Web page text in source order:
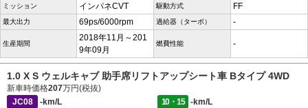
ミッション インパネCVT 駆動方式 FF
最大出力 69ps/6000rpm 過給器（ターボ） -
生産期間
2018年11月～201
9年09月
燃費性能 -
1.0 X S ウェルキャブ 助手席リフトアップシート車 Bタイプ 4WD
新車時価格207万円(税抜)
JC08
-km/L 10・15
-km/L